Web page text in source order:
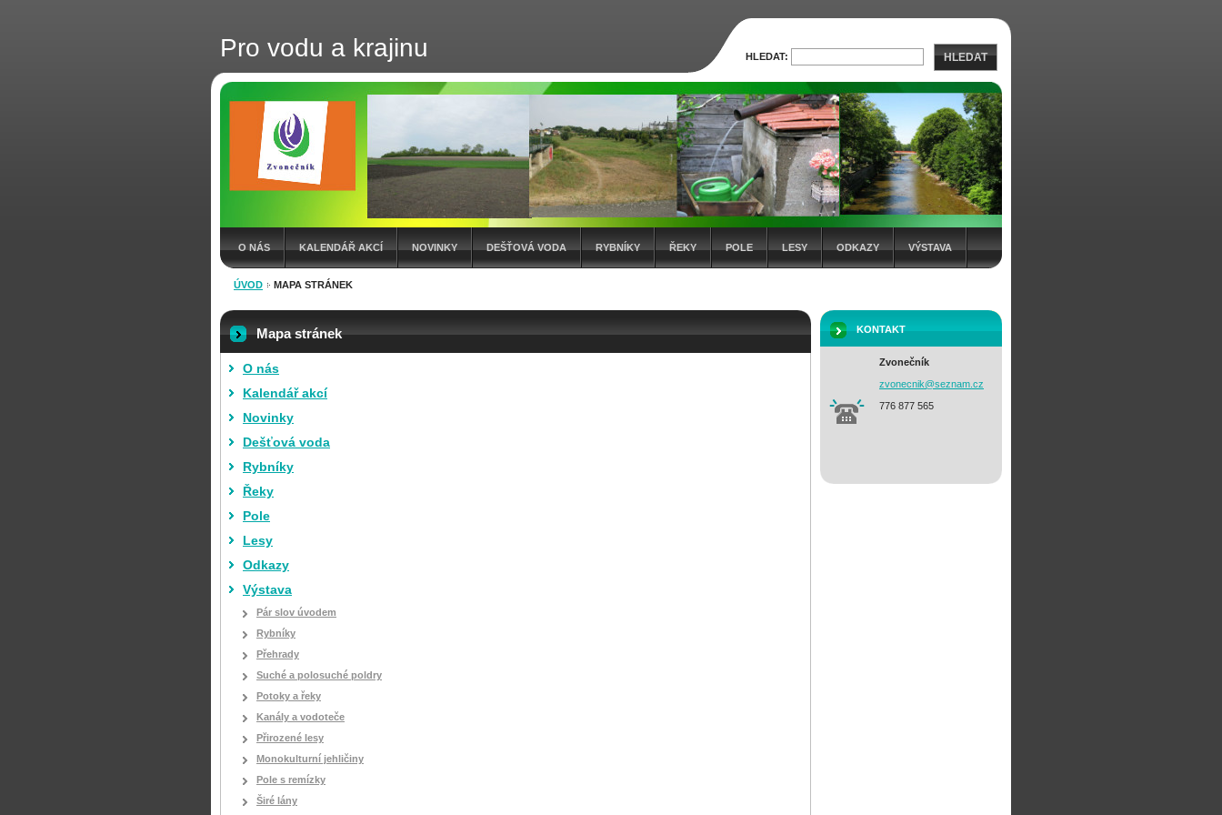
Pro vodu a krajinu
O NÁS KALENDÁŘ AKCÍ NOVINKY DEŠŤOVÁ VODA RYBNÍKY ŘEKY POLE LESY ODKAZY VÝSTAVA
ÚVOD MAPA STRÁNEK
Mapa stránek
O nás
Kalendář akcí
Novinky
Dešťová voda
Rybníky
Řeky
Pole
Lesy
Odkazy
Výstava
Pár slov úvodem
Rybníky
Přehrady
Suché a polosuché poldry
Potoky a řeky
Kanály a vodoteče
Přirozené lesy
Monokulturní jehličiny
Pole s remízky
Širé lány
KONTAKT
Zvonečník
zvonecnik@seznam .cz
776 877 565
HLEDAT: HLEDAT